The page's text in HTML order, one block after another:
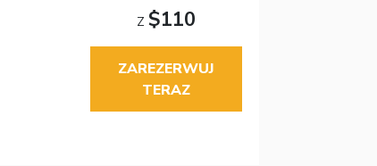
Z $110
ZAREZERWUJ
TERAZ